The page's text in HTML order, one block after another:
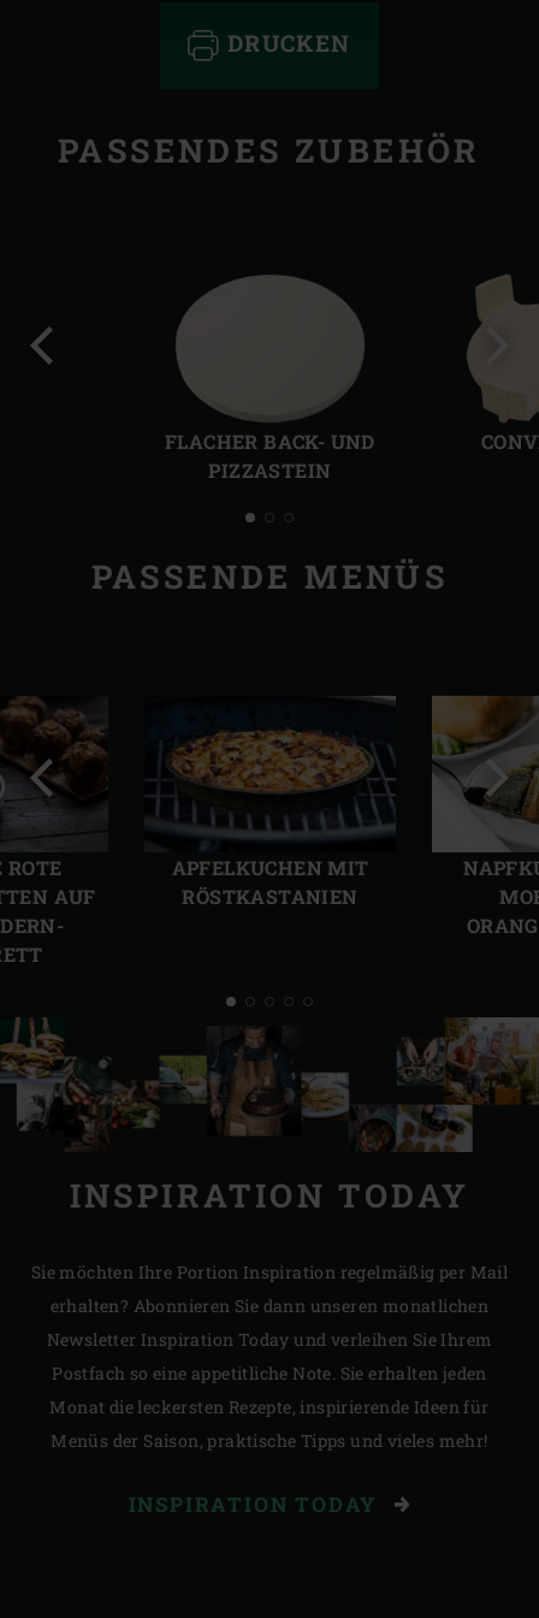
DRUCKEN
PASSENDES ZUBEHÖR
FLACHER BACK- UND
PIZZASTEIN
Folie
PASSENDE MENÜS
ROTE
AUF
APFELKUCHEN MIT
RÖSTKASTANIEN
Vorherige
Folie
Folie
INSPIRATION TODAY
Sie möchten Ihre Portion Inspiration regelmäßig per Mail
erhalten? Abonnieren Sie dann unseren monatlichen
Newsletter Inspiration Today und verleihen Sie Ihrem
Postfach so eine appetitliche Note. Sie erhalten jeden
Monat die leckersten Rezepte, inspirierende Ideen für
Menüs der Saison, praktische Tipps und vieles mehr!
INSPIRATION TODAY